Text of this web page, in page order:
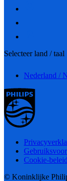
Selecteer land / taal
Nederland /
Cookie-beleid
© Koninklijke